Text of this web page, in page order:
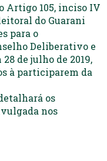
Artigo 105, inciso IV
do Guarani
para o
Deliberativo e
de julho de 2019,
à participarem da
os
nos